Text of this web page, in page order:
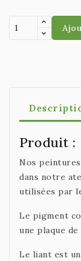
Produit :
Nos
dans notre
utilisées par
Le pigment
une plaque
Le liant est un